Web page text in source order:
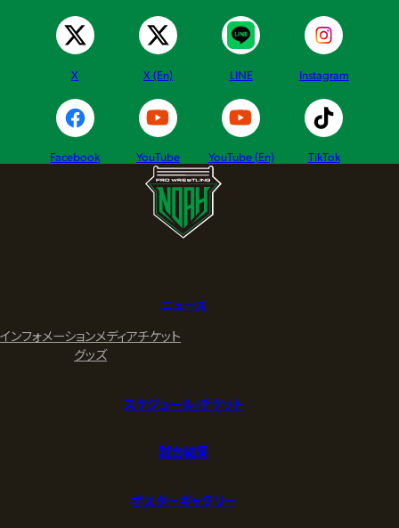
X X (En) LINE Instagram
Facebook YouTube YouTube (En) TikTok
ニュース
インフォメーションメディアチケット
グッズ
スケジュール/チケット
試合結果
ポスターギャラリー